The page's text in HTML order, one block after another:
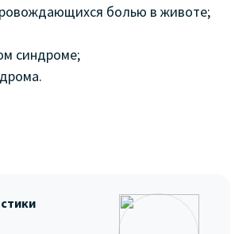
болью в животе;
синдроме;